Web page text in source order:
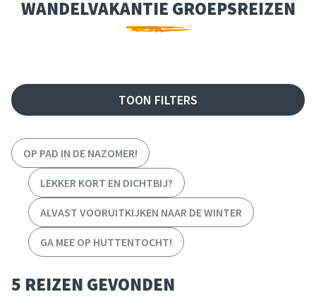
WANDELVAKANTIE GROEPSREIZEN
TOON FILTERS
OP PAD IN DE NAZOMER!
LEKKER KORT EN DICHTBIJ?
ALVAST VOORUITKIJKEN NAAR DE WINTER
GA MEE OP HUTTENTOCHT!
5 REIZEN GEVONDEN